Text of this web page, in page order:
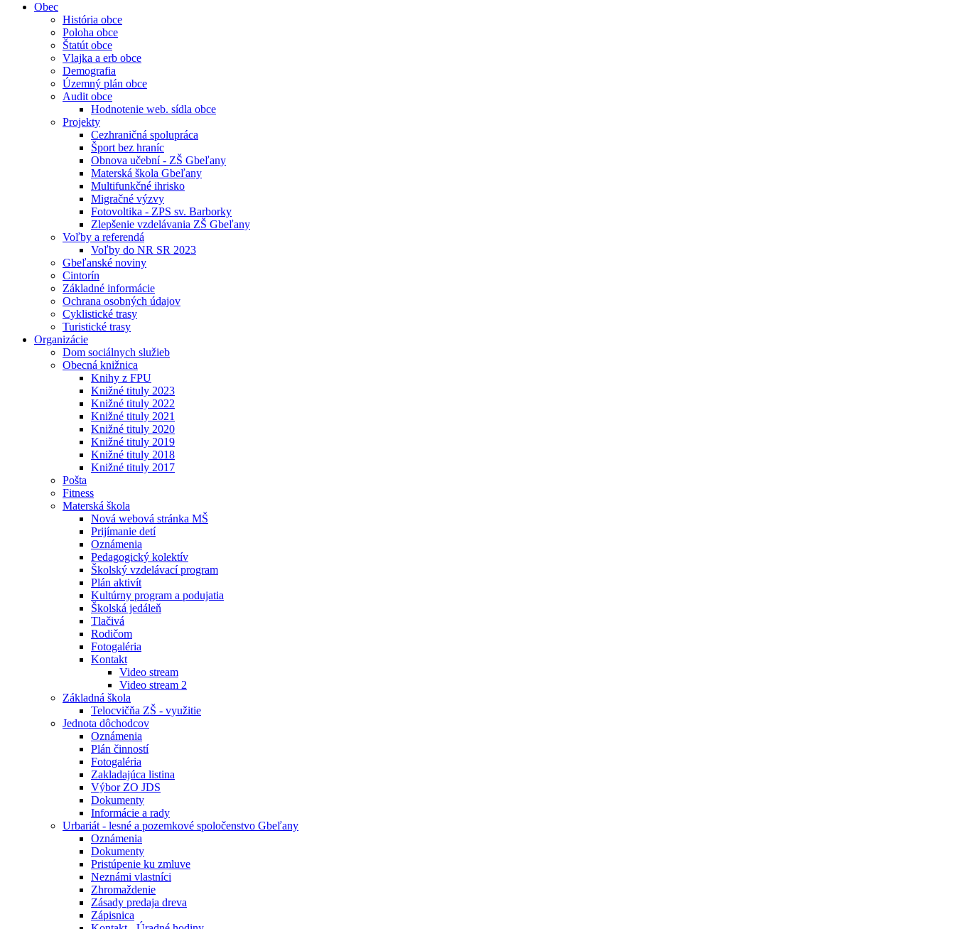
Obec
História obce
Poloha obce
Štatút obce
Vlajka a erb obce
Demografia
Územný plán obce
Audit obce
Hodnotenie web. sídla obce
Projekty
Cezhraničná spolupráca
Šport bez hraníc
Obnova učební - ZŠ Gbeľany
Materská škola Gbeľany
Multifunkčné ihrisko
Migračné výzvy
Fotovoltika - ZPS sv. Barborky
Zlepšenie vzdelávania ZŠ Gbeľany
Voľby a referendá
Voľby do NR SR 2023
Gbeľanské noviny
Cintorín
Základné informácie
Ochrana osobných údajov
Cyklistické trasy
Turistické trasy
Organizácie
Dom sociálnych služieb
Obecná knižnica
Knihy z FPU
Knižné tituly 2023
Knižné tituly 2022
Knižné tituly 2021
Knižné tituly 2020
Knižné tituly 2019
Knižné tituly 2018
Knižné tituly 2017
Pošta
Fitness
Materská škola
Nová webová stránka MŠ
Prijímanie detí
Oznámenia
Pedagogický kolektív
Školský vzdelávací program
Plán aktivít
Kultúrny program a podujatia
Školská jedáleň
Tlačivá
Rodičom
Fotogaléria
Kontakt
Video stream
Video stream 2
Základná škola
Telocvičňa ZŠ - využitie
Jednota dôchodcov
Oznámenia
Plán činností
Fotogaléria
Zakladajúca listina
Výbor ZO JDS
Dokumenty
Informácie a rady
Urbariát - lesné a pozemkové spoločenstvo Gbeľany
Oznámenia
Dokumenty
Pristúpenie ku zmluve
Neznámi vlastníci
Zhromaždenie
Zásady predaja dreva
Zápisnica